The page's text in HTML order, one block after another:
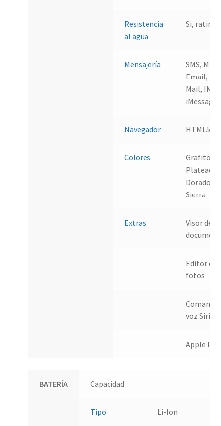
Resistencia
al agua
Si, rating
Mensajería
SMS, MMS,
Email,
Mail, IM,
iMessage
Navegador HTML5
Colores
Grafito,
Plateado,
Dorado,
Sierra
Extras
Visor de
Editor de
fotos
voz Siri
Apple Pay
BATERÍA Capacidad
Tipo Li-Ion